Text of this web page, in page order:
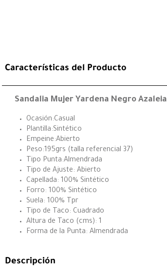
Características del Producto
Sandalia Mujer Yardena Negro Azaleia
Ocasión:Casual
Plantilla:Sintético
Empeine:Abierto
Peso:195grs (talla referencial 37)
Tipo Punta:Almendrada
Tipo de Ajuste: Abierto
Capellada: 100% Sintético
Forro: 100% Sintético
Suela: 100% Tpr
Tipo de Taco: Cuadrado
Altura de Taco (cms): 1
Forma de la Punta: Almendrada
Descripción